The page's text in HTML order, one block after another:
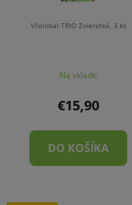
Včelobal TRIO Zvieratká, 3 ks
Na sklade
€15,90
DO KOŠÍKA